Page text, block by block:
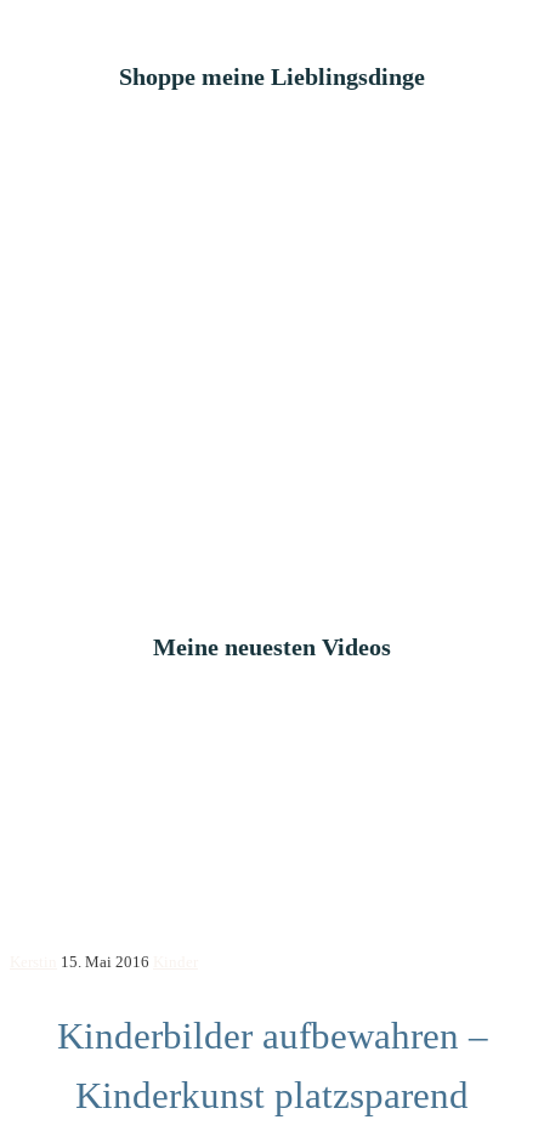
Shoppe meine Lieblingsdinge
Meine neuesten Videos
15. Mai 2016
Kinderbilder aufbewahren –
Kinderkunst platzsparend